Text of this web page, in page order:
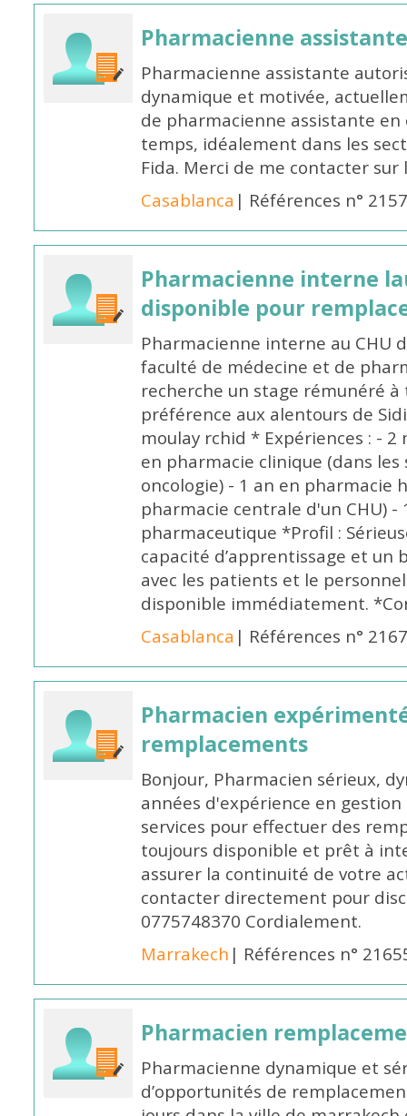
Pharmacienne
Pharmacienne assistante
dynamique et motivée,
de pharmacienne assistante en
temps, idéalement dans les
Fida. Merci de me contacter sur
Casablanca | Références n°
Pharmacienne interne
disponible pour
Pharmacienne interne au CHU
faculté de médecine et de
recherche un stage rémunéré
préférence aux alentours de
moulay rchid * Expériences : -
en pharmacie clinique (dans les
oncologie) - 1 an en pharmacie
pharmacie centrale d'un CHU)
pharmaceutique *Profil :
capacité d’apprentissage et un
avec les patients et le
disponible immédiatement.
Casablanca | Références n°
Pharmacien
remplacements
Bonjour, Pharmacien sérieux,
années d'expérience en
services pour effectuer des
toujours disponible et prêt à
assurer la continuité de votre
contacter directement pour
0775748370 Cordialement.
Marrakech | Références n°
Pharmacien
Pharmacienne dynamique et
d’opportunités de